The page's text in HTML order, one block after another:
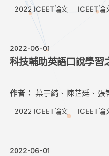
2022 ICEET論文 ICEET論
2022-06-01
科技輔助英語口說學習
作者： 葉于綺、陳芷廷、張
2022 ICEET論文 ICEET論
2022-06-01